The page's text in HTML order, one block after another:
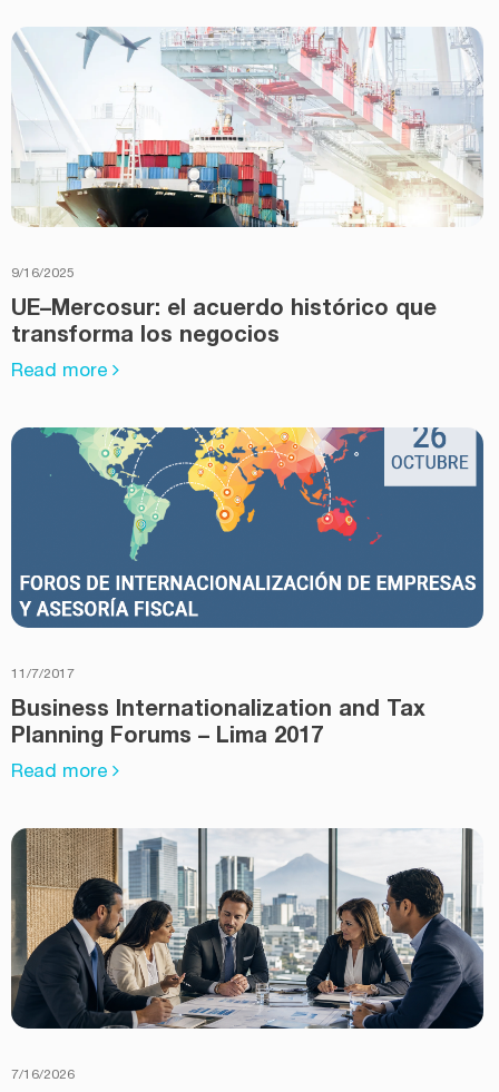
9/16/2025
UE–Mercosur: el acuerdo histórico que
transforma los negocios
Read more
11/7/2017
Business Internationalization and Tax
Planning Forums – Lima 2017
Read more
7/16/2026